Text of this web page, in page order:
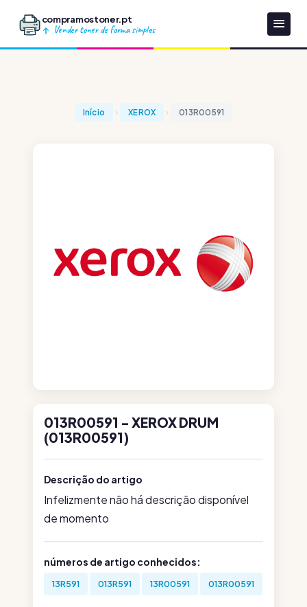
compramostoner.pt
Vender toner de forma simples
Início XEROX 013R00591
013R00591 - XEROX DRUM
(013R00591)
Descrição do artigo
Infelizmente não há descrição disponível
de momento
números de artigo conhecidos:
13R591 013R591 13R00591 013R00591